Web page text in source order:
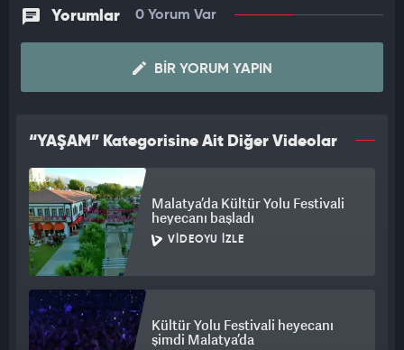
Yorumlar 0 Yorum Var
BIR YORUM YAPIN
“YAŞAM” Kategorisine Ait Diğer Videolar
Malatya’da Kültür Yolu Festivali
heyecanı başladı
VIDEOYU İZLE
Kültür Yolu Festivali heyecanı
şimdi Malatya’da